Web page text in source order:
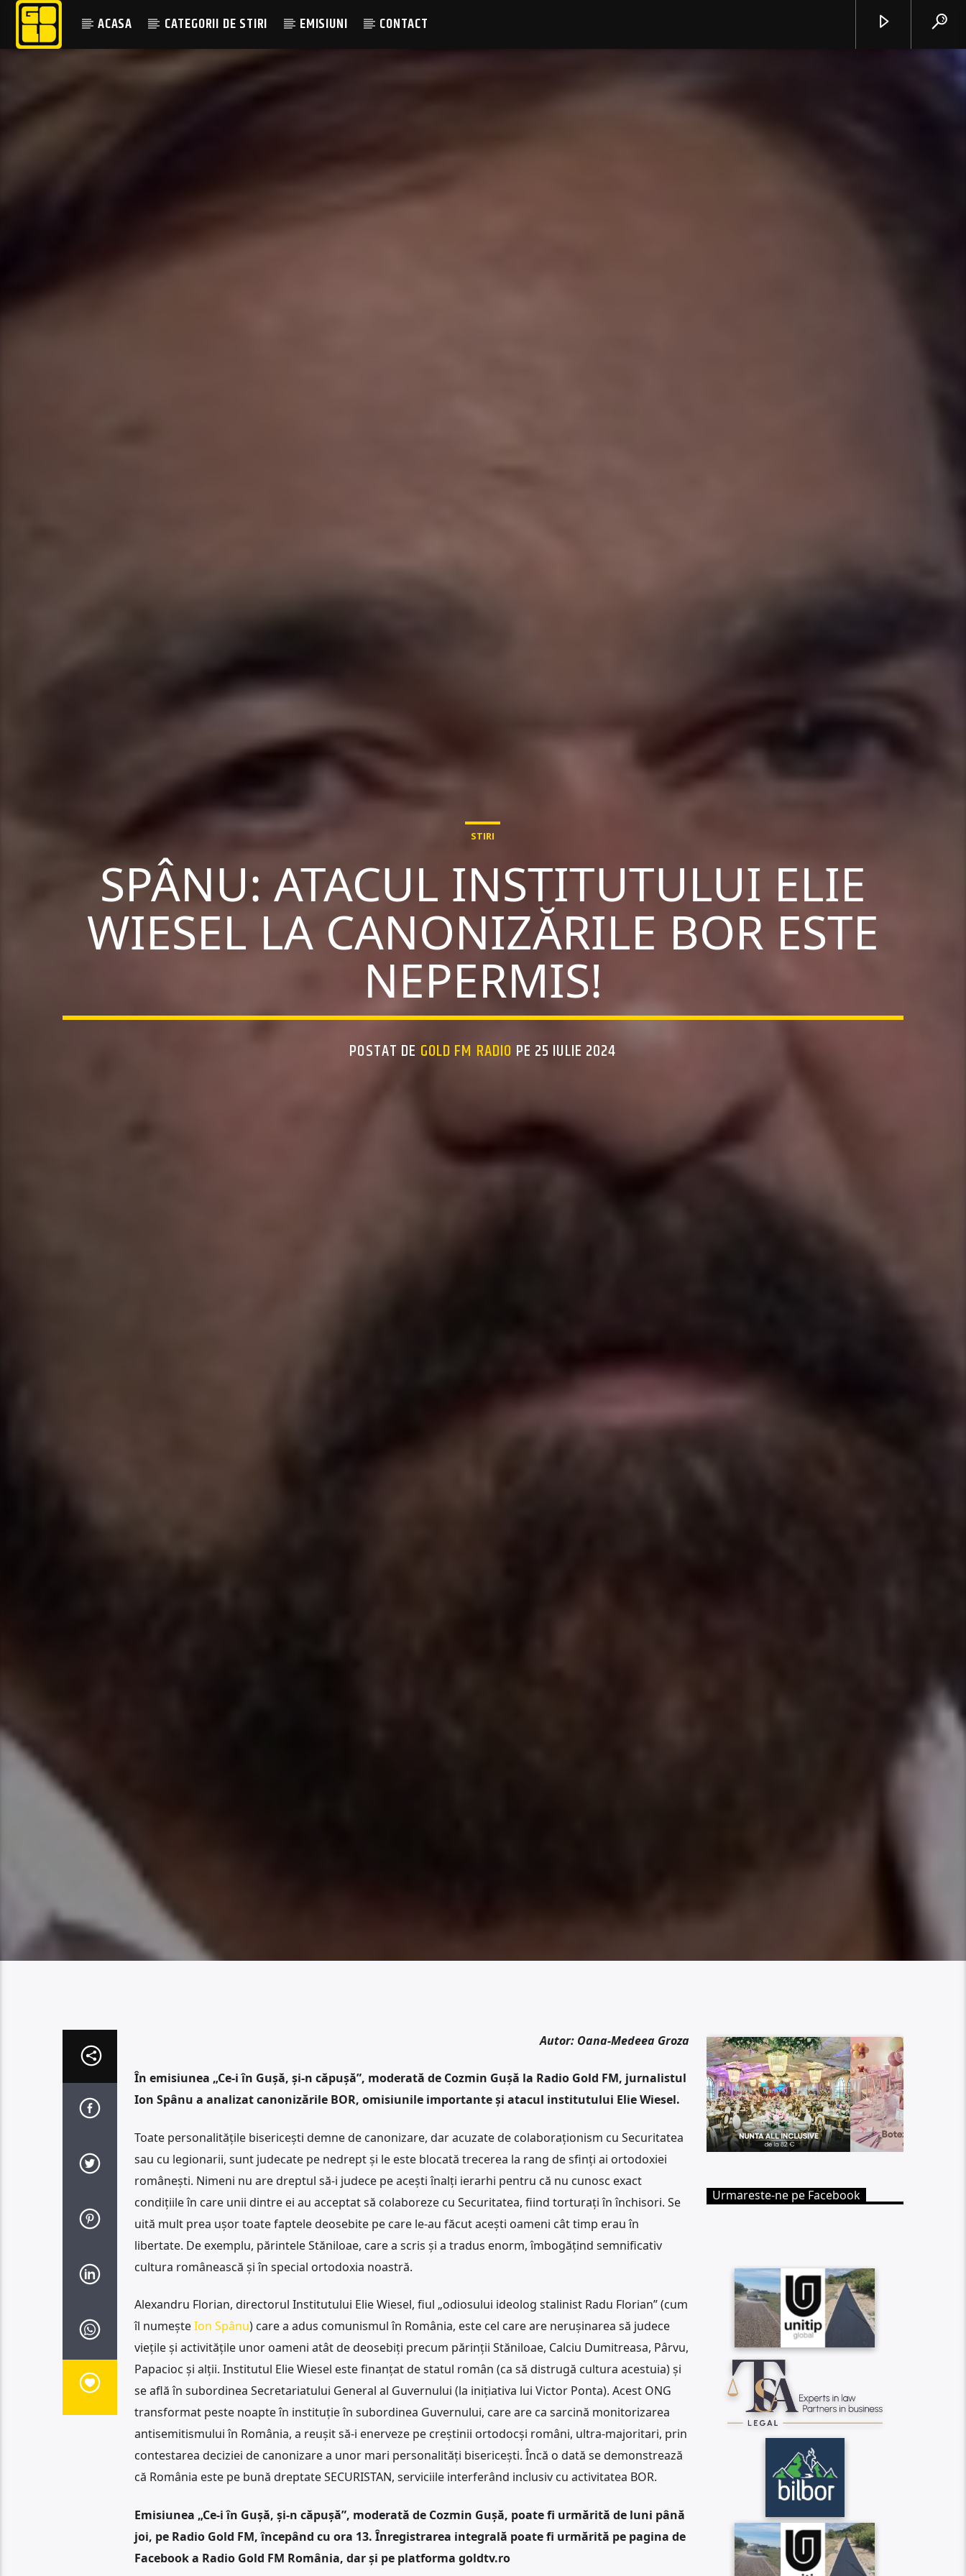
ACASA CATEGORII DE STIRI EMISIUNI CONTACT
STIRI
SPÂNU: ATACUL INSTITUTULUI ELIE
WIESEL LA CANONIZĂRILE BOR ESTE
NEPERMIS!
POSTAT DE GOLD FM RADIO PE 25 IULIE 2024
Autor: Oana-Medeea Groza
În emisiunea „Ce-i în Gușă, și-n căpușă”, moderată de Cozmin Gușă la Radio Gold FM, jurnalistul
Ion Spânu a analizat canonizările BOR, omisiunile importante și atacul institutului Elie Wiesel.
Toate personalitățile bisericești demne de canonizare, dar acuzate de colaboraționism cu Securitatea
sau cu legionarii, sunt judecate pe nedrept și le este blocată trecerea la rang de sfinți ai ortodoxiei
românești. Nimeni nu are dreptul să-i judece pe acești înalți ierarhi pentru că nu cunosc exact
condițiile în care unii dintre ei au acceptat să colaboreze cu Securitatea, fiind torturați în închisori. Se
uită mult prea ușor toate faptele deosebite pe care le-au făcut acești oameni cât timp erau în
libertate. De exemplu, părintele Stăniloae, care a scris și a tradus enorm, îmbogățind semnificativ
cultura românească și în special ortodoxia noastră.
Alexandru Florian, directorul Institutului Elie Wiesel, fiul „odiosului ideolog stalinist Radu Florian” (cum
îl numeșteIon Spânu) care a adus comunismul în România, este cel care are nerușinarea să judece
viețile și activitățile unor oameni atât de deosebiți precum părinții Stăniloae, Calciu Dumitreasa, Pârvu,
Papacioc și alții. Institutul Elie Wiesel este finanțat de statul român (ca să distrugă cultura acestuia) și
se află în subordinea Secretariatului General al Guvernului (la inițiativa lui Victor Ponta). Acest ONG
transformat peste noapte în instituție în subordinea Guvernului, care are ca sarcină monitorizarea
antisemitismului în România, a reușit să-i enerveze pe creștinii ortodocși români, ultra-majoritari, prin
contestarea deciziei de canonizare a unor mari personalități bisericești. Încă o dată se demonstrează
că România este pe bună dreptate SECURISTAN, serviciile interferând inclusiv cu activitatea BOR.
Emisiunea „Ce-i în Gușă, și-n căpușă”, moderată de Cozmin Gușă, poate fi urmărită de luni până
joi, pe Radio Gold FM, începând cu ora 13. Înregistrarea integrală poate fi urmărită pe pagina de
Facebook a Radio Gold FM România, dar și pe platforma goldtv.ro
Urmareste-ne pe Facebook